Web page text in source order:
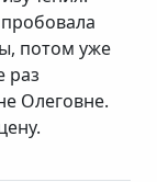
потом уже
раз
Олеговне.